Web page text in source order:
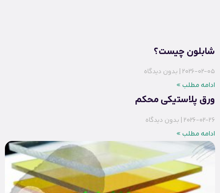
شابلون چیست؟
2026-02-05 بدون دیدگاه
ادامه مطلب »
ورق پلاستیکی محکم
2026-02-26 بدون دیدگاه
ادامه مطلب »